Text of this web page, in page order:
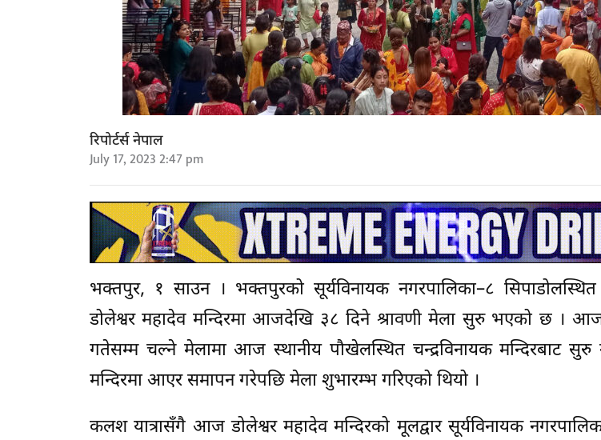
रिपोर्टर्स नेपाल
July 17, 2023 2:47 pm
भक्तपुर, १ साउन । भक्तपुरको सूर्यविनायक नगरपालिका–८ सिपाडोलस्थित
डोलेश्वर महादेव मन्दिरमा आजदेखि ३८ दिने श्रावणी मेला सुरु भएको छ ।
गतेसम्म चल्ने मेलामा आज स्थानीय पौखेलस्थित चन्द्रविनायक मन्दिरबाट सुरु
मन्दिरमा आएर समापन गरेपछि मेला शुभारम्भ गरिएको थियो ।
कलश यात्रासँगै आज डोलेश्वर महादेव मन्दिरको मूलद्वार सूर्यविनायक